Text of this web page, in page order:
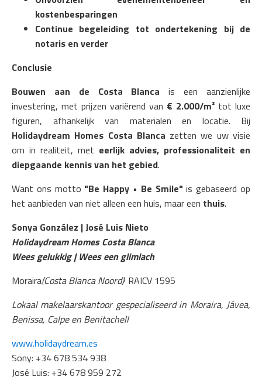
kostenbesparingen
Continue begeleiding tot ondertekening bij de
notaris en verder
Conclusie
Bouwen aan de Costa Blanca is een aanzienlijke
investering, met prijzen variërend van € 2.000/m² tot luxe
figuren, afhankelijk van materialen en locatie. Bij
Holidaydream Homes Costa Blanca zetten we uw visie
om in realiteit, met eerlijk advies, professionaliteit en
diepgaande kennis van het gebied.
Want ons motto "Be Happy • Be Smile" is gebaseerd op
het aanbieden van niet alleen een huis, maar een thuis.
Sonya González | José Luis Nieto
Holidaydream Homes Costa Blanca
Wees gelukkig | Wees een glimlach
Moraira(Costa Blanca Noord)· RAICV 1595
Lokaal makelaarskantoor gespecialiseerd in Moraira, Jávea,
Benissa, Calpe en Benitachell
www.holidaydream.es
Sony: +34 678 534 938
José Luis: +34 678 959 272